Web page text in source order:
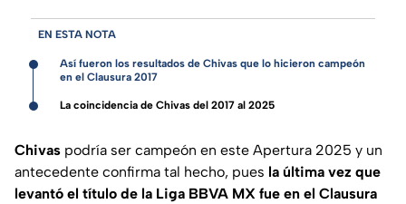
EN ESTA NOTA
Así fueron los resultados de Chivas que lo hicieron campeón
en el Clausura 2017
La coincidencia de Chivas del 2017 al 2025
Chivas podría ser campeón en este Apertura 2025 y un
antecedente confirma tal hecho, pues la última vez que
levantó el título de la Liga BBVA MX fue en el Clausura